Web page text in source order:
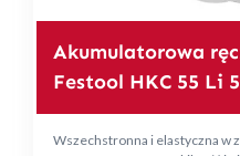
Akumulatorowa
Festool HKC 55 Li
Wszechstronna i elastyczna w